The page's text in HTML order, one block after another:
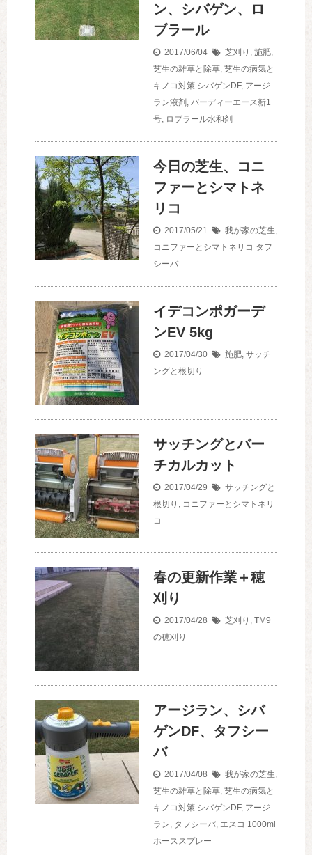
ン、シバゲン、ロ
ブラール
2017/06/04 芝刈り , 施肥,
芝生の雑草と除草, 芝生の病気と
キノコ対策 シバゲンDF, アージ
ラン液剤 , バーディーエース新1
号, ロブラール水和剤
今日の芝生、コニ
ファーとシマトネ
リコ
2017/05/21 我が家の芝生,
コニファーとシマトネリコ タフ
シーバ
イデコンポガーデ
ンEV 5kg
2017/04/30 施肥, サッチ
ングと根切り
サッチングとバー
チカルカット
2017/04/29
サッチングと
根切り , コニファーとシマトネリ
コ
春の更新作業＋穂
刈り
2017/04/28 芝刈り , TM9
の穂刈り
アージラン、シバ
ゲンDF、タフシー
バ
2017/04/08 我が家の芝生,
芝生の雑草と除草, 芝生の病気と
キノコ対策 シバゲンDF, アージ
ラン, タフシーバ, エスコ 1000ml
ホーススプレー